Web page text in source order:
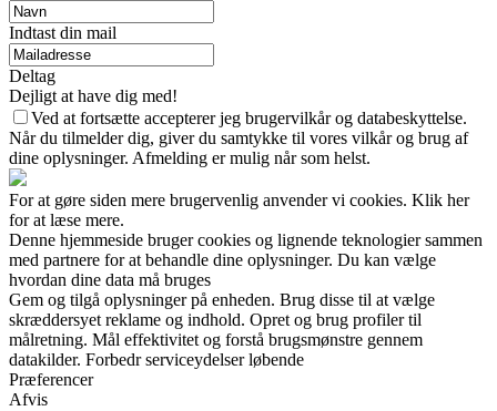
Indtast din mail
Deltag
Dejligt at have dig med!
Ved at fortsætte accepterer jeg brugervilkår og databeskyttelse.
Når du tilmelder dig, giver du samtykke til vores vilkår og brug af
dine oplysninger. Afmelding er mulig når som helst.
For at gøre siden mere brugervenlig anvender vi cookies. Klik her
for at læse mere.
Denne hjemmeside bruger cookies og lignende teknologier sammen
med partnere for at behandle dine oplysninger. Du kan vælge
hvordan dine data må bruges
Gem og tilgå oplysninger på enheden. Brug disse til at vælge
skræddersyet reklame og indhold. Opret og brug profiler til
målretning. Mål effektivitet og forstå brugsmønstre gennem
datakilder. Forbedr serviceydelser løbende
Præferencer
Afvis